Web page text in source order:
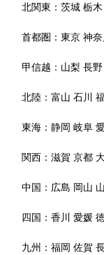
北関東：茨城 栃木
首都圏：東京 神奈
甲信越： 山梨 長野
北陸：富山 石川
東海：静岡 岐阜
関西：滋賀 京都
中国： 広島 岡山
四国：香川 愛媛
九州：福岡 佐賀